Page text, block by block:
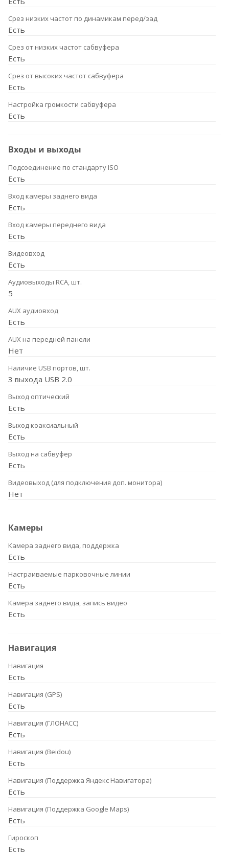
Срез низких частот по динамикам перед/зад
Есть
Срез от низких частот сабвуфера
Есть
Срез от высоких частот сабвуфера
Есть
Настройка громкости сабвуфера
Есть
Входы и выходы
Подсоединение по стандарту ISO
Есть
Вход камеры заднего вида
Есть
Вход камеры переднего вида
Есть
Видеовход
Есть
Аудиовыходы RCA, шт.
5
AUX аудиовход
Есть
AUX на передней панели
Нет
Наличие USB портов, шт.
3 выхода USB 2.0
Выход оптический
Есть
Выход коаксиальный
Есть
Выход на сабвуфер
Есть
Видеовыход (для подключения доп. монитора)
Нет
Камеры
Камера заднего вида, поддержка
Есть
Настраиваемые парковочные линии
Есть
Камера заднего вида, запись видео
Есть
Навигация
Навигация
Есть
Навигация (GPS)
Есть
Навигация (ГЛОНАСС)
Есть
Навигация (Beidou)
Есть
Навигация (Поддержка Яндекс Навигатора)
Есть
Навигация (Поддержка Google Maps)
Есть
Гироскоп
Есть